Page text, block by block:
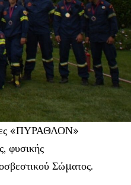
«ΠΥΡΑΘΛΟΝ»
φυσικής
Σώματος.